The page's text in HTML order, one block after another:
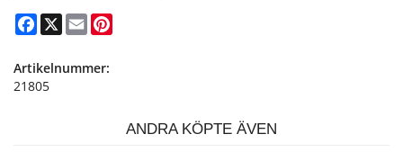
Facebook
X Email
Artikelnummer:
21805
ANDRA KÖPTE ÄVEN